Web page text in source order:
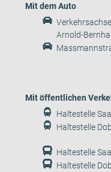
Mit dem Auto
Arnold-
Mit öffentlichen
Haltestelle
Haltestelle
Haltestelle
Haltestelle